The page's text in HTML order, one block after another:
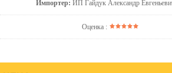
Импортер: ИП Гайдук Александр
Оценка :